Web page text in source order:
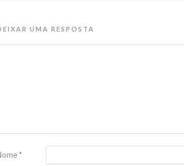
UMA RESPOSTA
*